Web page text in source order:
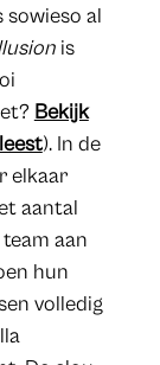
sowieso al
is
Bekijk
). In de
elkaar
aantal
aan
hun
volledig